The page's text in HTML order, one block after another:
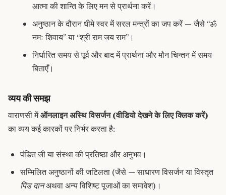
आत्मा की शान्ति के लिए मन से प्रार्थना करें।
अनुष्ठान के दौरान धीमे स्वर में सरल मन्त्रों का जप करें — जैसे “ॐ
नमः शिवाय” या “श्री राम जय राम”।
निर्धारित समय से पूर्व और बाद में प्रार्थना और मौन चिन्तन में समय
बिताएँ।
व्यय की समझ
वाराणसी मेंऑनलाइन अस्थि विसर्जन (वीडियो देखने के लिए क्लिक करें)
का व्यय कई कारकों पर निर्भर करता है:
पंडित जी या संस्था की प्रतिष्ठा और अनुभव।
सम्मिलित अनुष्ठानों की जटिलता (जैसे — साधारण विसर्जन या विस्तृत
पिंड दानअथवा अन्य विशिष्ट पूजाओं का समावेश)।